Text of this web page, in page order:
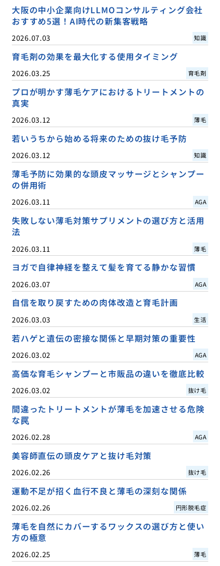
大阪の中小企業向けLLMOコンサルティング会社
おすすめ5選！AI時代の新集客戦略
2026.07.03 知識
育毛剤の効果を最大化する使用タイミング
2026.03.25 育毛剤
プロが明かす薄毛ケアにおけるトリートメントの
真実
2026.03.12 薄毛
若いうちから始める将来のための抜け毛予防
2026.03.12 知識
薄毛予防に効果的な頭皮マッサージとシャンプー
の併用術
2026.03.11 AGA
失敗しない薄毛対策サプリメントの選び方と活用
法
2026.03.11 薄毛
ヨガで自律神経を整えて髪を育てる静かな習慣
2026.03.07 AGA
自信を取り戻すための肉体改造と育毛計画
2026.03.03 生活
若ハゲと遺伝の密接な関係と早期対策の重要性
2026.03.02 AGA
高価な育毛シャンプーと市販品の違いを徹底比較
2026.03.02 抜け毛
間違ったトリートメントが薄毛を加速させる危険
な罠
2026.02.28 AGA
美容師直伝の頭皮ケアと抜け毛対策
2026.02.26 抜け毛
運動不足が招く血行不良と薄毛の深刻な関係
2026.02.26 円形脱毛症
薄毛を自然にカバーするワックスの選び方と使い
方の極意
2026.02.25 薄毛